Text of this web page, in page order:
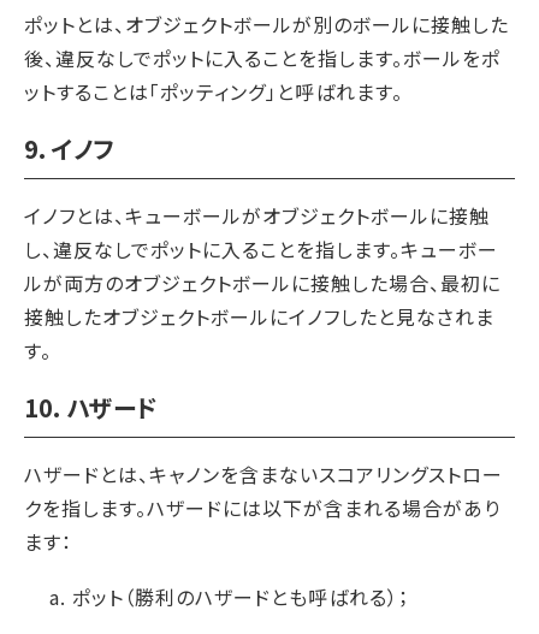
ポットとは、オブジェクトボールが別のボールに接触した
後、違反なしでポットに入ることを指します。ボールをポ
ットすることは「ポッティング」と呼ばれます。
9. イノフ
イノフとは、キューボールがオブジェクトボールに接触
し、違反なしでポットに入ることを指します。キューボー
ルが両方のオブジェクトボールに接触した場合、最初に
接触したオブジェクトボールにイノフしたと見なされま
す。
10. ハザード
ハザードとは、キャノンを含まないスコアリングストロー
クを指します。ハザードには以下が含まれる場合があり
ます：
ポット（勝利のハザードとも呼ばれる）；